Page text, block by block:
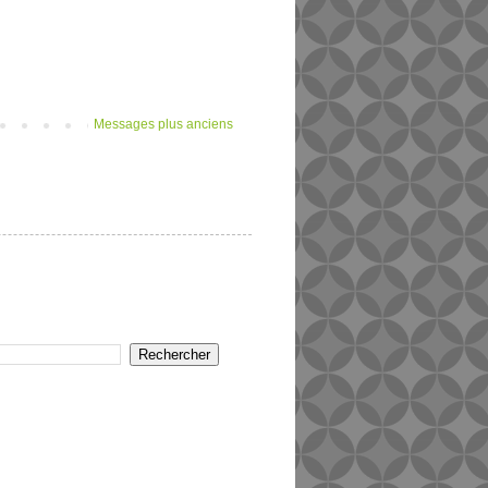
Messages plus anciens